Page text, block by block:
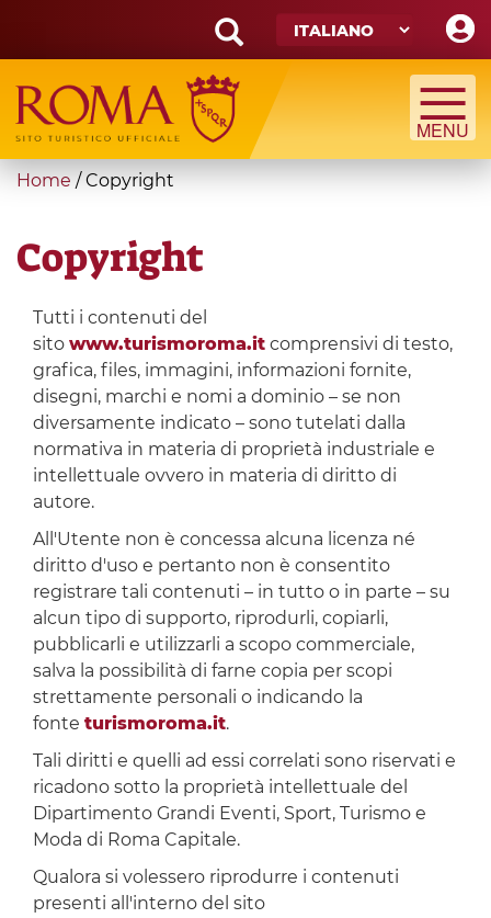
main
content
Search
form
Cerca
You
here
Home /Copyright
Copyright
Tutti i contenuti del
sito www.turismoroma.itcomprensivi di testo,
grafica, files, immagini, informazioni fornite,
disegni, marchi e nomi a dominio – se non
diversamente indicato – sono tutelati dalla
normativa in materia di proprietà industriale e
intellettuale ovvero in materia di diritto di
autore.
All'Utente non è concessa alcuna licenza né
diritto d'uso e pertanto non è consentito
registrare tali contenuti – in tutto o in parte – su
alcun tipo di supporto, riprodurli, copiarli,
pubblicarli e utilizzarli a scopo commerciale,
salva la possibilità di farne copia per scopi
strettamente personali o indicando la
fonte turismoroma.it.
Tali diritti e quelli ad essi correlati sono riservati e
ricadono sotto la proprietà intellettuale del
Dipartimento Grandi Eventi, Sport, Turismo e
Moda di Roma Capitale.
Qualora si volessero riprodurre i contenuti
presenti all'interno del sito